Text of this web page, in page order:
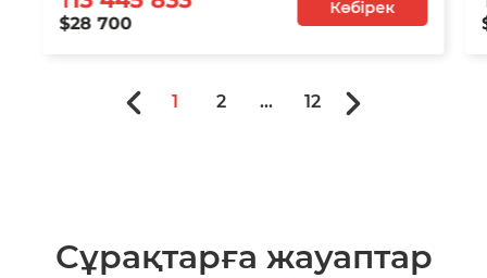
$28 700
Көбірек
1 2 ... 12
Сұрақтарға жауаптар